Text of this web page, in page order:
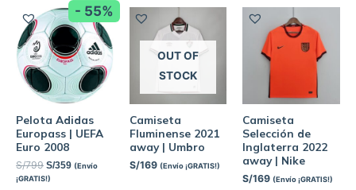
- 55%
Pelota Adidas
Europass | UEFA
Euro 2008
S/799 S/359 (Envío
¡GRATIS!)
OUT OF
STOCK
Camiseta
Fluminense 2021
away | Umbro
S/169 (Envío ¡GRATIS!)
Camiseta
Selección de
Inglaterra 2022
away | Nike
S/169 (Envío ¡GRATIS!)